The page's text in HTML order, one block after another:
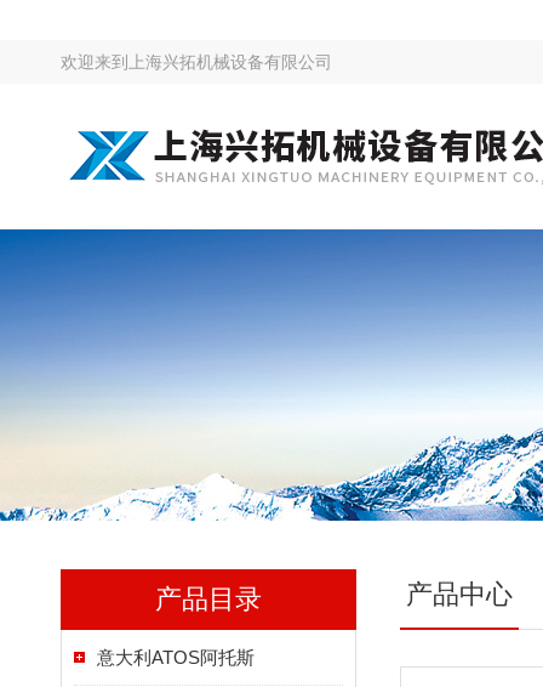
欢迎来到 上海兴拓机械设备有限公司
产品目录
意大利ATOS阿托斯
产品中心